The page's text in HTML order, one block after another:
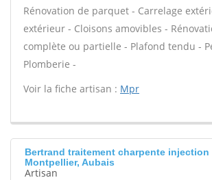
Rénovation de parquet - Carrelage
extérieur - Cloisons amovibles -
complète ou partielle - Plafond tendu -
Plomberie -
Voir la fiche artisan : Mpr
Bertrand traitement charpente injection
Montpellier, Aubais
Artisan